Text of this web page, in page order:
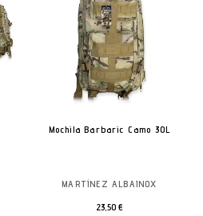
Mochila Barbaric Camo 30L
MARTÍNEZ ALBAINOX
23,50 €